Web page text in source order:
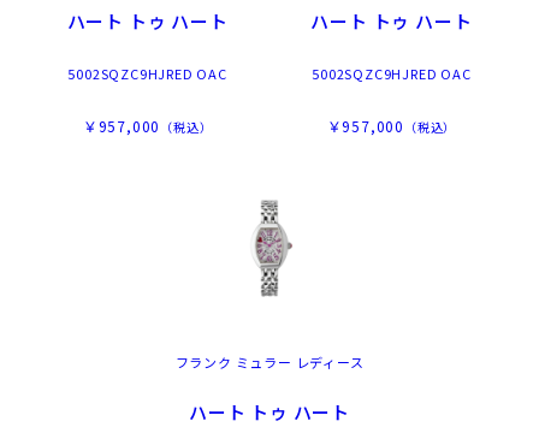
ハート トゥ ハート
5002SQZC9HJRED OAC
￥957,000 （税込）
ハート トゥ ハート
5002SQZC9HJRED OAC
￥957,000 （税込）
フランク ミュラー レディース
ハート トゥ ハート